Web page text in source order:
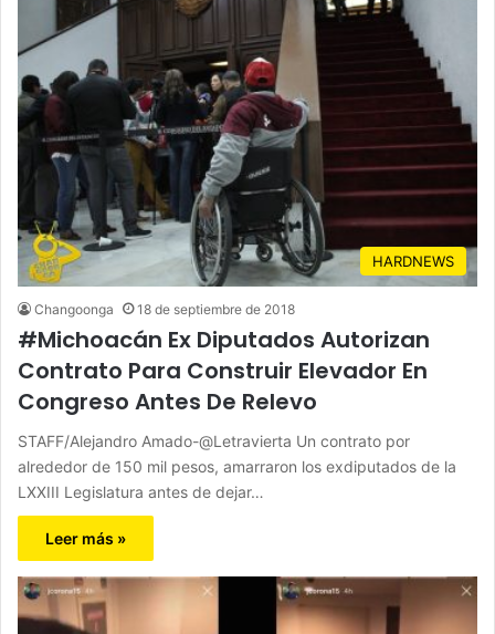
HARDNEWS
Changoonga 18 de septiembre de 2018
#Michoacán Ex Diputados Autorizan
Contrato Para Construir Elevador En
Congreso Antes De Relevo
STAFF/Alejandro Amado-@Letravierta Un contrato por
alrededor de 150 mil pesos, amarraron los exdiputados de la
LXXIII Legislatura antes de dejar…
Leer más »